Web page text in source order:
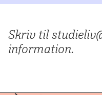
Skriv til
information.